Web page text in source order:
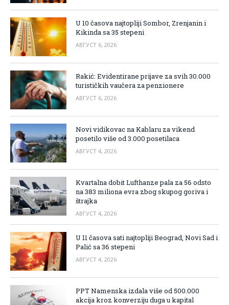
U 10 časova najtopliji Sombor, Zrenjanin i
Kikinda sa 35 stepeni
АВГУСТ 6, 2026
Rakić: Evidentirane prijave za svih 30.000
turističkih vaučera za penzionere
АВГУСТ 6, 2026
Novi vidikovac na Kablaru za vikend
posetilo više od 3.000 posetilaca
АВГУСТ 4, 2026
Kvartalna dobit Lufthanze pala za 56 odsto
na 383 miliona evra zbog skupog goriva i
štrajka
АВГУСТ 4, 2026
U 11 časova sati najtopliji Beograd, Novi Sad i
Palić sa 36 stepeni
АВГУСТ 4, 2026
PPT Namenska izdala više od 500.000
akcija kroz konverziju duga u kapital